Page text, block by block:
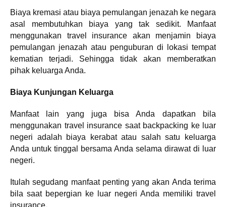
Biaya kremasi atau biaya pemulangan jenazah ke negara
asal membutuhkan biaya yang tak sedikit. Manfaat
menggunakan travel insurance akan menjamin biaya
pemulangan jenazah atau penguburan di lokasi tempat
kematian terjadi. Sehingga tidak akan memberatkan
pihak keluarga Anda.
Biaya Kunjungan Keluarga
Manfaat lain yang juga bisa Anda dapatkan bila
menggunakan travel insurance saat backpacking ke luar
negeri adalah biaya kerabat atau salah satu keluarga
Anda untuk tinggal bersama Anda selama dirawat di luar
negeri.
Itulah segudang manfaat penting yang akan Anda terima
bila saat bepergian ke luar negeri Anda memiliki travel